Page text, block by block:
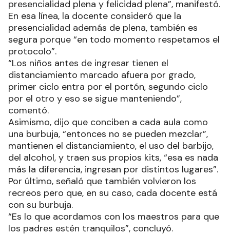
presencialidad plena y felicidad plena”, manifestó.
En esa línea, la docente consideró que la
presencialidad además de plena, también es
segura porque “en todo momento respetamos el
protocolo”.
“Los niños antes de ingresar tienen el
distanciamiento marcado afuera por grado,
primer ciclo entra por el portón, segundo ciclo
por el otro y eso se sigue manteniendo”,
comentó.
Asimismo, dijo que conciben a cada aula como
una burbuja, “entonces no se pueden mezclar”,
mantienen el distanciamiento, el uso del barbijo,
del alcohol, y traen sus propios kits, “esa es nada
más la diferencia, ingresan por distintos lugares”.
Por último, señaló que también volvieron los
recreos pero que, en su caso, cada docente está
con su burbuja.
“Es lo que acordamos con los maestros para que
los padres estén tranquilos”, concluyó.